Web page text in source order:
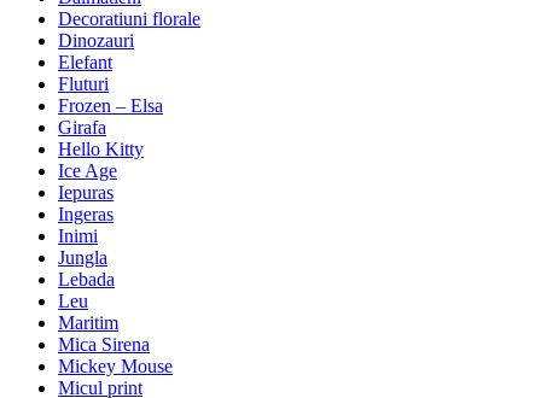
Decoratiuni florale
Dinozauri
Elefant
Fluturi
Frozen – Elsa
Girafa
Hello Kitty
Ice Age
Iepuras
Ingeras
Inimi
Jungla
Lebada
Leu
Maritim
Mica Sirena
Mickey Mouse
Micul print